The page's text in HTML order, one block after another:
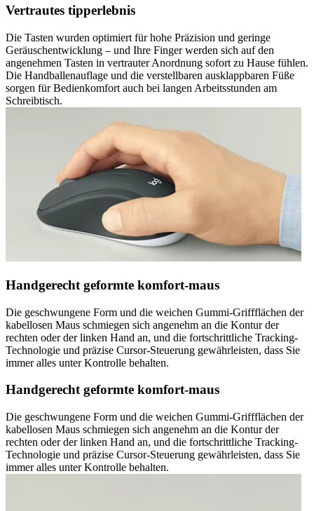
Vertrautes tipperlebnis
Die Tasten wurden optimiert für hohe Präzision und geringe
Geräuschentwicklung – und Ihre Finger werden sich auf den
angenehmen Tasten in vertrauter Anordnung sofort zu Hause fühlen.
Die Handballenauflage und die verstellbaren ausklappbaren Füße
sorgen für Bedienkomfort auch bei langen Arbeitsstunden am
Schreibtisch.
Handgerecht geformte komfort-maus
Die geschwungene Form und die weichen Gummi-Griffflächen der
kabellosen Maus schmiegen sich angenehm an die Kontur der
rechten oder der linken Hand an, und die fortschrittliche Tracking-
Technologie und präzise Cursor-Steuerung gewährleisten, dass Sie
immer alles unter Kontrolle behalten.
Handgerecht geformte komfort-maus
Die geschwungene Form und die weichen Gummi-Griffflächen der
kabellosen Maus schmiegen sich angenehm an die Kontur der
rechten oder der linken Hand an, und die fortschrittliche Tracking-
Technologie und präzise Cursor-Steuerung gewährleisten, dass Sie
immer alles unter Kontrolle behalten.